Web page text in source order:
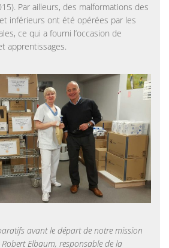
Par ailleurs, des malformations des
inférieurs ont été opérées par les
ce qui a fourni l’occasion de
apprentissages.
avant le départ de notre mission
Elbaum, responsable de la